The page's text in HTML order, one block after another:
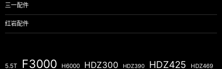
三一配件
红岩配件
5.5T F3000 H6000 HDZ300 HDZ390 HDZ425 HDZ469